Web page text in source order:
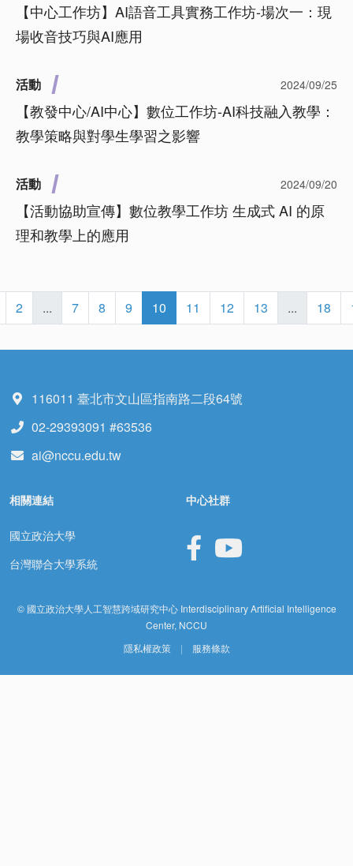
【中心工作坊】AI語音工具實務工作坊-場次一：現
場收音技巧與AI應用
活動 2024/09/25
【教發中心/AI中心】數位工作坊-AI科技融入教學：
教學策略與對學生學習之影響
活動 2024/09/20
【活動協助宣傳】數位教學工作坊 生成式 AI 的原
理和教學上的應用
2 ... 7 8 9 10 11 12 13 ... 18
116011 臺北市文山區指南路二段64號
02-29393091 #63536
ai@nccu.edu.tw
相關連結
國立政治大學
台灣聯合大學系統
中心社群
© 國立政治大學人工智慧跨域研究中心 Interdisciplinary Artificial Intelligence
Center, NCCU
隱私權政策| 服務條款